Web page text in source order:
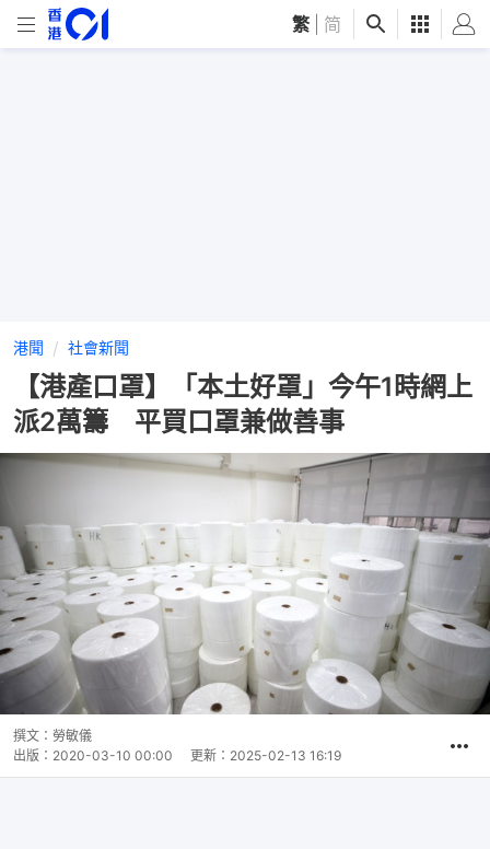
繁 简
港聞 社會新聞
【港產口罩】「本土好罩」今午1時網上
派2萬籌 平買口罩兼做善事
撰文： 勞敏儀
出版： 2020-03-10 00:00 更新： 2025-02-13 16:19